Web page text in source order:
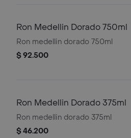
Ron Medellin Dorado 750ml
Ron medellin dorado 750ml
$ 92.500
Ron Medellin Dorado 375ml
Ron medellin dorado 375ml
$ 46.200